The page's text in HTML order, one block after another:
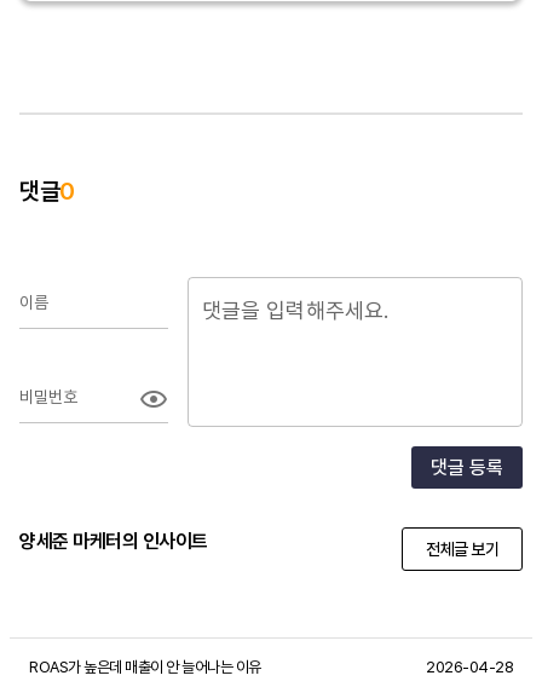
댓글0
이름
비밀번호
댓글 등록
양세준 마케터의 인사이트 전체글 보기
ROAS가 높은데 매출이 안 늘어나는 이유 2026-04-28